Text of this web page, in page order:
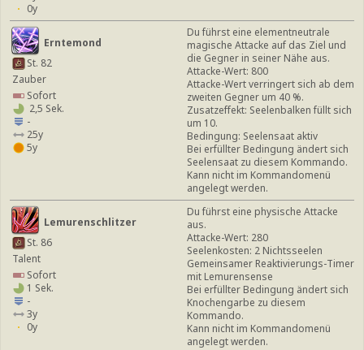
0y
Erntemond
St. 82
Zauber
Sofort
2,5 Sek.
-
25y
5y
Du führst eine elementneutrale
magische Attacke auf das Ziel und
die Gegner in seiner Nähe aus.
Attacke-Wert: 800
Attacke-Wert verringert sich ab dem
zweiten Gegner um 40 %.
Zusatzeffekt: Seelenbalken füllt sich
um 10.
Bedingung: Seelensaat aktiv
Bei erfüllter Bedingung ändert sich
Seelensaat zu diesem Kommando.
Kann nicht im Kommandomenü
angelegt werden.
Lemurenschlitzer
St. 86
Talent
Sofort
1 Sek.
-
3y
0y
Du führst eine physische Attacke
aus.
Attacke-Wert: 280
Seelenkosten: 2 Nichtsseelen
Gemeinsamer Reaktivierungs-Timer
mit Lemurensense
Bei erfüllter Bedingung ändert sich
Knochengarbe zu diesem
Kommando.
Kann nicht im Kommandomenü
angelegt werden.